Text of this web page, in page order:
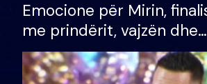
Emocione për Mirin,
me prindërit, vajzën dhe
bashkëshorten: S’kemi
divorci apo jo?